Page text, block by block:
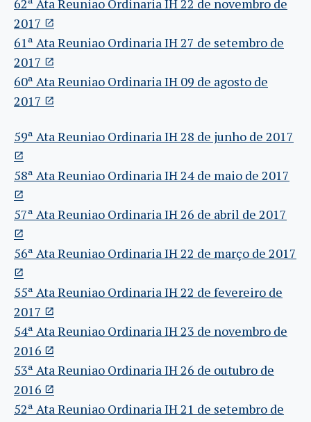
62ª Ata Reuniao Ordinaria IH 22 de novembro de
2017
61ª Ata Reuniao Ordinaria IH 27 de setembro de
2017
60ª Ata Reuniao Ordinaria IH 09 de agosto de
2017
59ª Ata Reuniao Ordinaria IH 28 de junho de 2017
58ª Ata Reuniao Ordinaria IH 24 de maio de 2017
57ª Ata Reuniao Ordinaria IH 26 de abril de 2017
56ª Ata Reuniao Ordinaria IH 22 de março de 2017
55ª Ata Reuniao Ordinaria IH 22 de fevereiro de
2017
54ª Ata Reuniao Ordinaria IH 23 de novembro de
2016
53ª Ata Reuniao Ordinaria IH 26 de outubro de
2016
52ª Ata Reuniao Ordinaria IH 21 de setembro de